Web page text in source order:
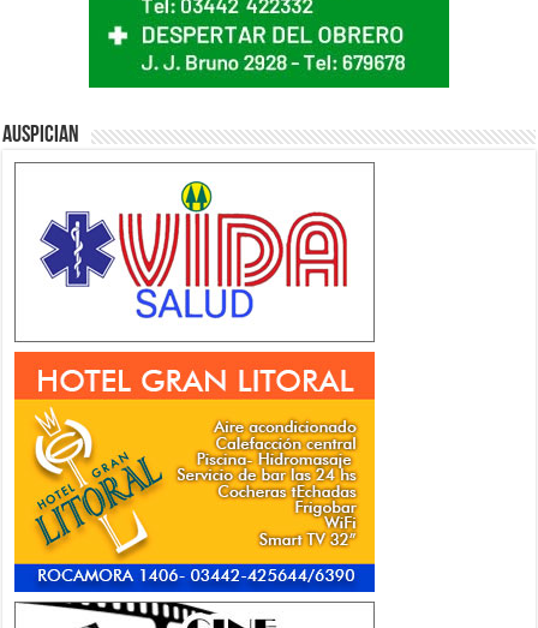
Auspician